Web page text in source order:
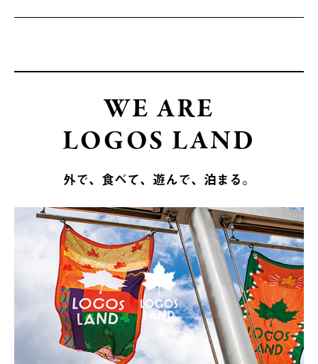
WE ARE
LOGOS LAND
外で、食べて、遊んで、泊まる。